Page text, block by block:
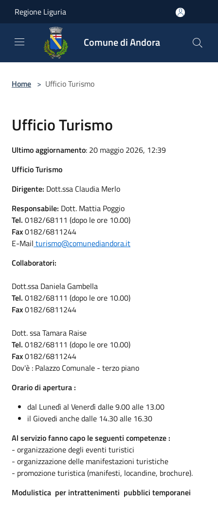
Regione Liguria
Comune di Andora
Home > Ufficio Turismo
Ufficio Turismo
Ultimo aggiornamento: 20 maggio 2026, 12:39
Ufficio Turismo
Dirigente: Dott.ssa Claudia Merlo
Responsabile: Dott. Mattia Poggio
Tel. 0182/68111 (dopo le ore 10.00)
Fax0182/6811244
E-Mail turismo@comunediandora.it
Collaboratori:
Dott.ssa Daniela Gambella
Tel. 0182/68111 (dopo le ore 10.00)
Fax0182/6811244
Dott. ssa Tamara Raise
Tel. 0182/68111 (dopo le ore 10.00)
Fax0182/6811244
Dov'è : Palazzo Comunale - terzo piano
Orario di apertura :
dal Lunedì al Venerdì dalle 9.00 alle 13.00
il Giovedi anche dalle 14.30 alle 16.30
Al servizio fanno capo le seguenti competenze :
- organizzazione degli eventi turistici
- organizzazione delle manifestazioni turistiche
- promozione turistica (manifesti, locandine, brochure).
Modulistica per intrattenimenti pubblici temporanei